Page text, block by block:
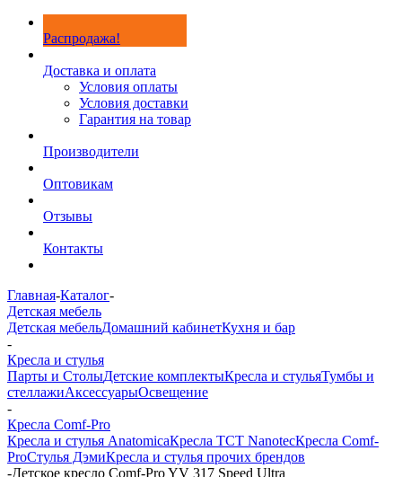
Распродажа!
Доставка и оплата
Условия оплаты
Условия доставки
Гарантия на товар
Производители
Оптовикам
Отзывы
Контакты
Главная-Каталог-
Детская мебель
Детская мебельДомашний кабинетКухня и бар
-
Кресла и стулья
Парты и СтолыДетские комплектыКресла и стульяТумбы и
стеллажиАксессуарыОсвещение
-
Кресла Comf-Pro
Кресла и стулья AnatomicaКресла TCT NanotecКресла Comf-
ProСтулья ДэмиКресла и стулья прочих брендов
-Детское кресло Comf-Pro YV 317 Speed Ultra